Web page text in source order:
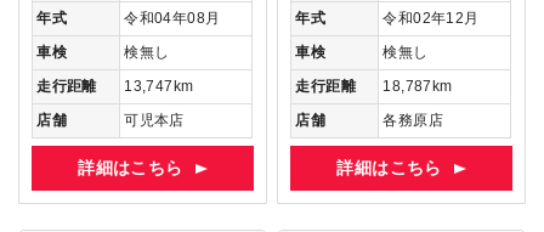
年式
令和04年08月
車検
検無し
走行距離
13,747km
店舗
可児本店
詳細はこちら
年式
令和02年12月
車検
検無し
走行距離
18,787km
店舗
各務原店
詳細はこちら